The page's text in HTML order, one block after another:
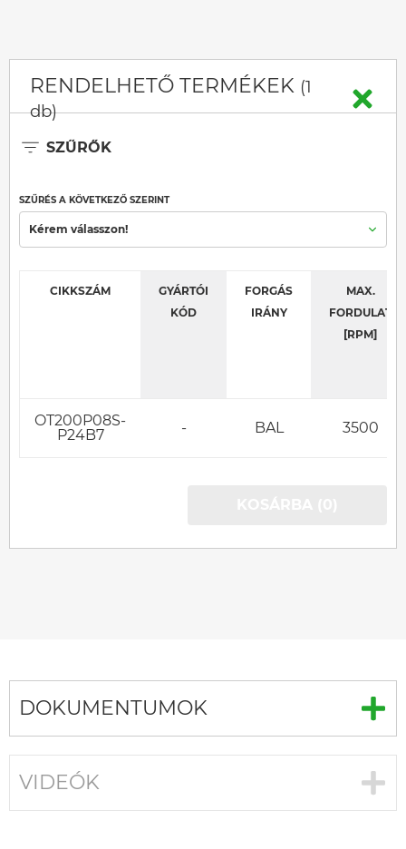
RENDELHETŐ TERMÉKEK (1
db)
SZŰRŐK
SZŰRÉS A KÖVETKEZŐ SZERINT
Kérem válasszon!
CIKKSZÁM
GYÁRTÓI
KÓD
FORGÁS
IRÁNY
MAX.
FORDULAT
[RPM]
OT200P08S-
P24B7
- BAL 3500
DOKUMENTUMOK
VIDEÓK